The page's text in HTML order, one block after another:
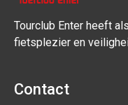
Tourclub Enter heeft
fietsplezier en
Contact